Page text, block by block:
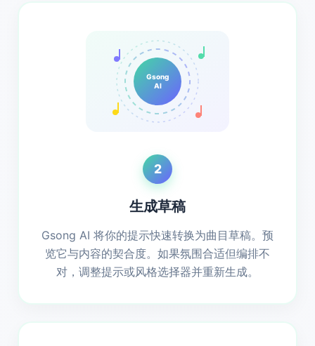
Gsong
AI
2
生成草稿
Gsong AI 将你的提示快速转换为曲目草稿。预
览它与内容的契合度。如果氛围合适但编排不
对，调整提示或风格选择器并重新生成。